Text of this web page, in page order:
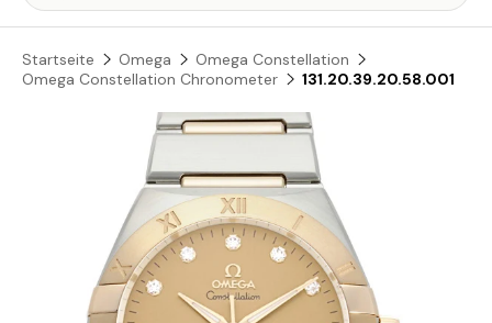
Startseite Omega
Omega Constellation
Omega Constellation Chronometer
131.20.39.20.58.001
Zu Produktinformationen springen